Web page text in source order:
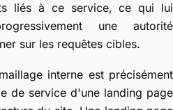
liés à ce service, ce qui lui
une autorité
sur les requêtes cibles.
interne est précisément
de service d'une landing page